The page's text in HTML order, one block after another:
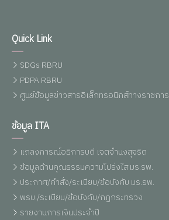
Quick Link
SDGs RBRU
PDPA RBRU
ศูนย์ข้อมูลข่าวสารอิเล็กทรอนิกส์ทางราชการ
ข้อมูล ITA
แถลงการณ์อธิการบดี เจตจำนงสุจริต
ข้อมูลด้านคุณธรรมความโปร่งใส มร.รพ.
ประกาศ/คำสั่ง/ระเบียบ/ข้อบังคับ มร.รพ.
พรบ./ระเบียบ/ข้อบังคับ/กฏกระทรวง
รายงานการเงินประจำปี